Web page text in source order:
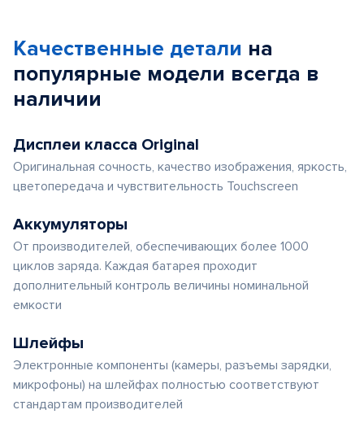
Качественные детали на
популярные модели всегда в
наличии
Дисплеи класса Original
Оригинальная сочность, качество изображения, яркость,
цветопередача и чувствительность Touchscreen
Аккумуляторы
От производителей, обеспечивающих более 1000
циклов заряда. Каждая батарея проходит
дополнительный контроль величины номинальной
емкости
Шлейфы
Электронные компоненты (камеры, разъемы зарядки,
микрофоны) на шлейфах полностью соответствуют
стандартам производителей